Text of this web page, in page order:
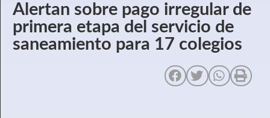
Alertan sobre pago irregular de
primera etapa del servicio de
saneamiento para 17 colegios